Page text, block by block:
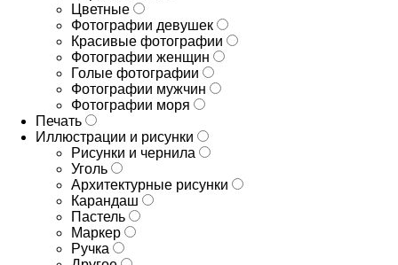
Цветные
Фотографии девушек
Красивые фотографии
Фотографии женщин
Голые фотографии
Фотографии мужчин
Фотографии моря
Печать
Иллюстрации и рисунки
Рисунки и чернила
Уголь
Архитектурные рисунки
Карандаш
Пастель
Маркер
Ручка